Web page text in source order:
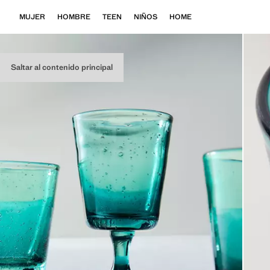
Saltar al contenido principal
MUJER HOMBRE TEEN NIÑOS HOME